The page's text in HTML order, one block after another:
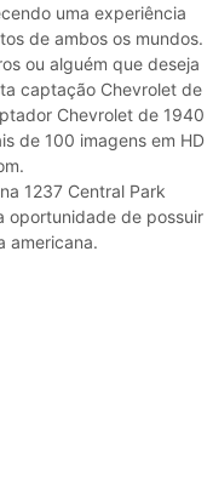
uma experiência
de ambos os mundos.
ou alguém que deseja
captação Chevrolet de
Chevrolet de 1940
de 100 imagens em HD
1237 Central Park
oportunidade de possuir
americana.